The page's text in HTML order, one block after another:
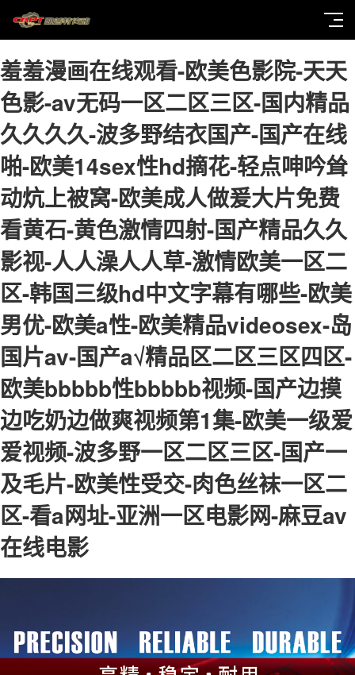
羞羞漫画在线观看-欧美色影院-天天
色影-av无码一区二区三区-国内精品
久久久久-波多野结衣国产-国产在线
啪-欧美14sex性hd摘花-轻点呻吟耸
动炕上被窝-欧美成人做爰大片免费
看黄石-黄色激情四射-国产精品久久
影视-人人澡人人草-激情欧美一区二
区-韩国三级hd中文字幕有哪些-欧美
男优-欧美a性-欧美精品videosex-岛
国片av-国产a√精品区二区三区四区-
欧美bbbbb性bbbbb视频-国产边摸
边吃奶边做爽视频第1集-欧美一级爱
爱视频-波多野一区二区三区-国产一
及毛片-欧美性受交-肉色丝袜一区二
区-看a网址-亚洲一区电影网-麻豆av
在线电影